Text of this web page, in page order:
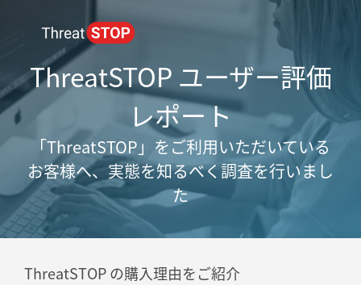
ThreatSTOP ユーザー評価
レポート
「ThreatSTOP」をご利用いただいている
お客様へ、 実態を知るべく調査を行いまし
た
ThreatSTOP の購入理由をご紹介